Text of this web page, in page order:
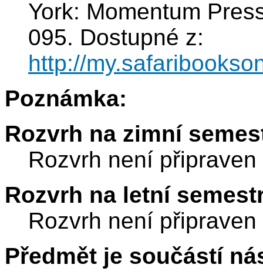
York: Momentum
095. Dostupné z:
http://
Poznámka:
Rozvrh na zimní
Rozvrh není připraven
Rozvrh na letní
Rozvrh není připraven
Předmět je součástí